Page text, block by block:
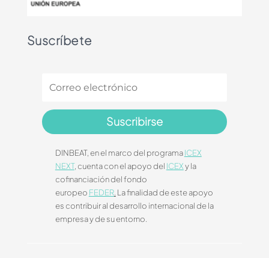
Suscríbete
Suscribirse
DINBEAT, en el marco del programaICEX
NEXT, cuenta con el apoyo del ICEXy la
cofinanciación del fondo
europeo FEDER. La finalidad de este apoyo
es contribuir al desarrollo internacional de la
empresa y de su entorno.